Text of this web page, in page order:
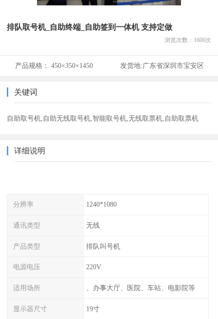
排队取号机_自助终端_自助签到一体机 支持定做
浏览次数： 1600次
产品规格： 450×350×1450 发货地:广东省深圳市宝安区
关键词
自助取号机,自助无线取号机,智能取号机,无线取票机,自助取票机
详细说明
分辨率 1240*1080
通讯类型 无线
产品类型 排队叫号机
电源电压 220V
适用场所 、办事大厅、医院、车站、电影院等
显示器尺寸 19寸